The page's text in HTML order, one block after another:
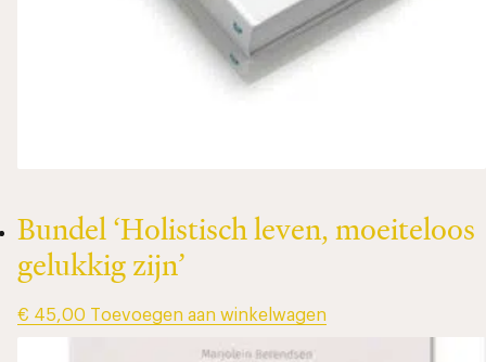
Bundel ‘Holistisch leven, moeiteloos
gelukkig zijn’
€ 45,00 Toevoegen aan winkelwagen